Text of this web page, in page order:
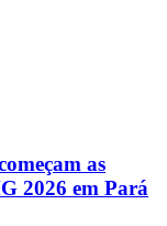
as
2026 em Pará